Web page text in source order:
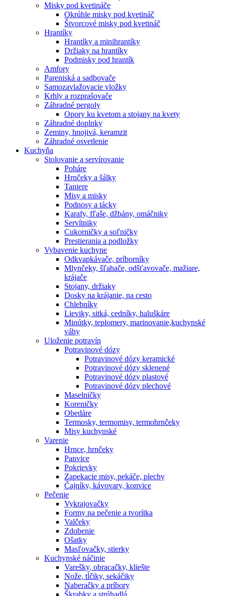
Misky pod kvetináče
Okrúhle misky pod kvetináč
Štvorcové misky pod kvetináč
Hrantíky
Hrantíky a minihrantíky
Držiaky na hrantíky
Podmisky pod hrantík
Amfory
Pareniská a sadbovače
Samozavlažovacie vložky
Krhly a rozprašovače
Záhradné pergoly
Opory ku kvetom a stojany na kvety
Záhradné doplnky
Zeminy, hnojivá, keramzit
Záhradné osvetlenie
Kuchyňa
Stolovanie a servírovanie
Poháre
Hrnčeky a šálky
Taniere
Misy a misky
Podnosy a tácky
Karafy, fľaše, džbány, omáčniky
Servítniky
Cukorničky a soľničky
Prestierania a podložky
Vybavenie kuchyne
Odkvapkávače, príborníky
Mlynčeky, šľahače, odšťavovače, mažiare,
krájače
Stojany, držiaky
Dosky na krájanie, na cesto
Chlebníky
Lieviky, sitká, cedníky, haluškáre
Minútky, teplomery, marinovanie,kuchynské
váhy
Uloženie potravín
Potravinové dózy
Potravinové dózy keramické
Potravinové dózy sklenené
Potravinové dózy plastové
Potravinové dózy plechové
Maselničky
Koreničky
Obedáre
Termosky, termomisy, termohrnčeky
Misy kuchynské
Varenie
Hrnce, hrnčeky
Panvice
Pokrievky
Zapekacie misy, pekáče, plechy
Čajníky, kávovary, konvice
Pečenie
Vykrajovačky
Formy na pečenie a tvorítka
Valčeky
Zdobenie
Ošatky
Masľovačky, stierky
Kuchynské náčinie
Varešky, obracačky, kliešte
Nože, tĺčiky, sekáčiky
Naberačky a príbory
Škrabky a strúhadlá